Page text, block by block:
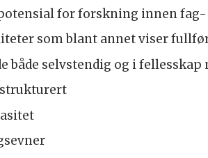
for forskning innen
som blant annet viser
både selvstendig og i
strukturert